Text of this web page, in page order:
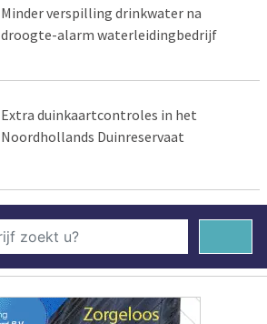
Minder verspilling drinkwater na
droogte-alarm waterleidingbedrijf
Extra duinkaartcontroles in het
Noordhollands Duinreservaat